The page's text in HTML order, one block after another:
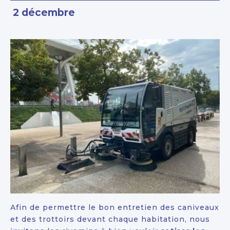
2 décembre
Afin de permettre le bon entretien des caniveaux
et des trottoirs devant chaque habitation, nous